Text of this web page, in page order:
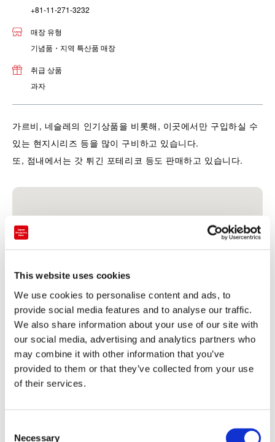
This website uses cookies
We use cookies to personalise content and ads, to
provide social media features and to analyse our traffic.
We also share information about your use of our site with
our social media, advertising and analytics partners who
may combine it with other information that you’ve
provided to them or that they’ve collected from your use
of their services.
Necessary
+81-11-271-3232
매장 유형
기념품・지역 특산품 매장
취급 상품
과자
가르비, 네슬레의 인기상품을 비롯해, 이곳에서만 구입하실 수
있는 현지시리즈 등을 많이 구비하고 있습니다.
또, 점내에서는 갓 튀긴 포테리코 등도 판매하고 있습니다.
결제
신용 카드
Master (마스터)